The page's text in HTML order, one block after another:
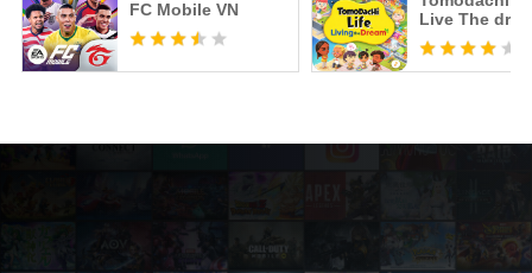
FC Mobile VN
Live The